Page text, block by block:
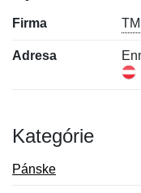
Firma
Adresa
Kategórie
Pánske